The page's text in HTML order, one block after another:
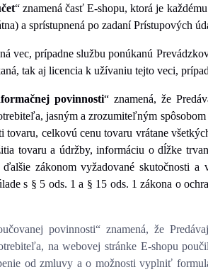
“ znamená časť E-shopu, ktorá je
a sprístupnená po zadaní Prístupových
vec, prípadne službu ponúkanú
tak aj licencia k užívaniu tejto veci,
povinnosti“ znamená, že
jasným a zrozumiteľným
tovaru, celkovú cenu tovaru vrátane
tovaru a údržby, informáciu o dĺžke
zákonom vyžadované skutočnosti
s § 5 ods. 1 a § 15 ods. 1 zákona o
povinnosti“ znamená, že
na webovej stránke E-shopu
od zmluvy a o možnosti vyplniť